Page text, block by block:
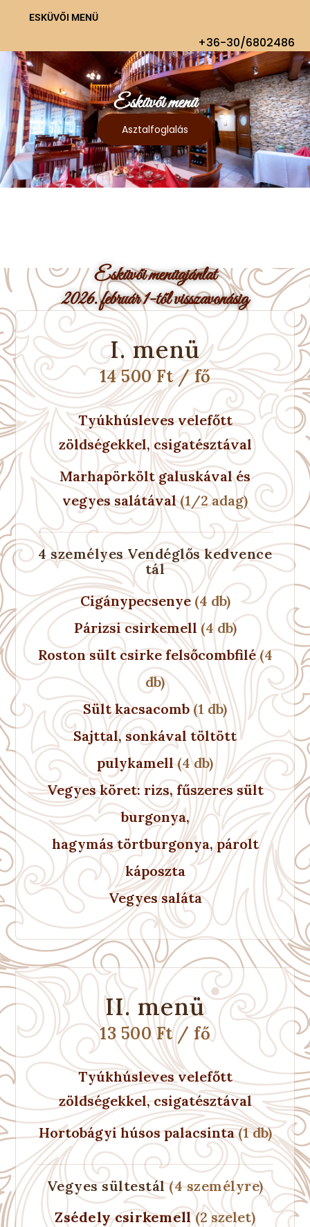
ESKÜVŐI MENÜ
+36-30/6802486
Esküvői menü
Asztalfoglalás
Esküvői menüajánlat
2026. február 1-től visszavonásig
I. menü
14 500 Ft / fő
Tyúkhúsleves velefőtt
zöldségekkel, csigatésztával
Marhapörkölt galuskával és
vegyes salátával(1/2 adag)
4 személyes Vendéglős kedvence
tál
Cigánypecsenye (4 db)
Párizsi csirkemell (4 db)
Roston sült csirke felsőcombfilé(4
db)
Sült kacsacomb(1 db)
Sajttal, sonkával töltött
pulykamell(4 db)
Vegyes köret: rizs, fűszeres sült
burgonya,
hagymás törtburgonya, párolt
káposzta
Vegyes saláta
II. menü
13 500 Ft / fő
Tyúkhúsleves velefőtt
zöldségekkel, csigatésztával
Hortobágyi húsos palacsinta(1 db)
Vegyes sültestál(4 személyre)
Zsédely csirkemell (2 szelet)